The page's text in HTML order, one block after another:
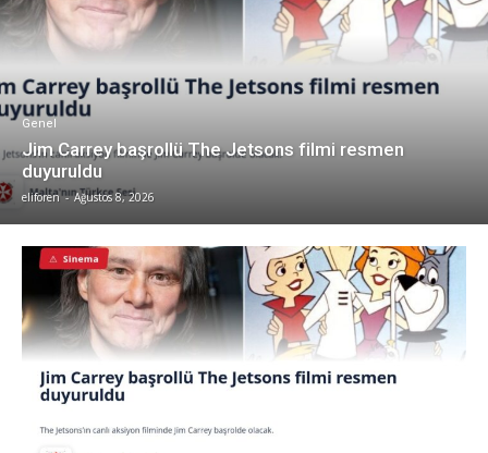
Genel
Jim Carrey başrollü The Jetsons filmi resmen
duyuruldu
eliforen - Ağustos 8, 2026